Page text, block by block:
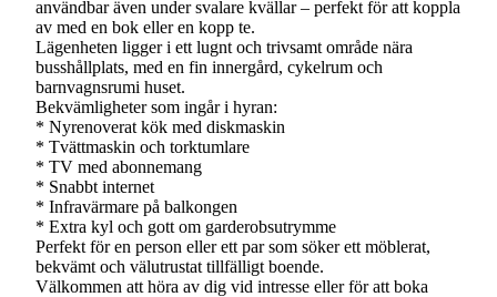
användbar även under svalare kvällar – perfekt för att koppla
av med en bok eller en kopp te.
Lägenheten ligger i ett lugnt och trivsamt område nära
busshållplats, med en fin innergård, cykelrum och
barnvagnsrumi huset.
Bekvämligheter som ingår i hyran:
* Nyrenoverat kök med diskmaskin
* Tvättmaskin och torktumlare
* TV med abonnemang
* Snabbt internet
* Infravärmare på balkongen
* Extra kyl och gott om garderobsutrymme
Perfekt för en person eller ett par som söker ett möblerat,
bekvämt och välutrustat tillfälligt boende.
Välkommen att höra av dig vid intresse eller för att boka